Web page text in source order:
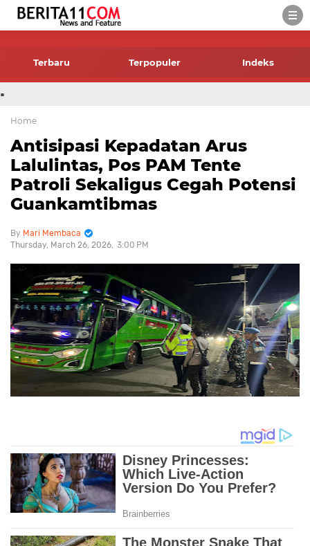
Terbaru Terpopuler Indeks
.
Home
Antisipasi Kepadatan Arus
Lalulintas, Pos PAM Tente
Patroli Sekaligus Cegah Potensi
Guankamtibmas
Mari Membaca
Thursday, March 26, 2026 3:00 PM